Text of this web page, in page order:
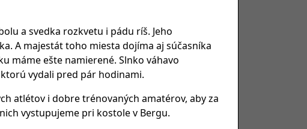
a svedka rozkvetu i pádu ríš. Jeho
A majestát toho miesta dojíma aj súčasníka
máme ešte namierené. Slnko váhavo
vydali pred pár hodinami.
atlétov i dobre trénovaných amatérov, aby za
vystupujeme pri kostole v Bergu.